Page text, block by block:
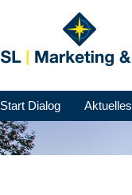
Start Dialog Aktuelles